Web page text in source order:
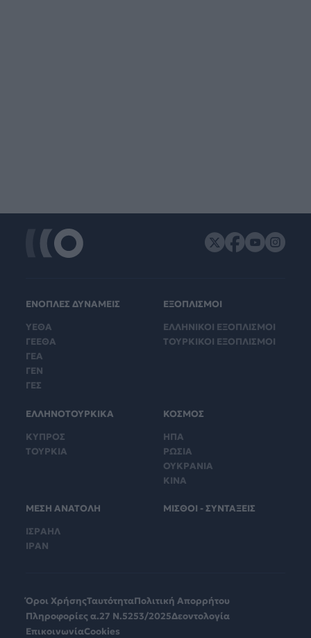
ΕΝΟΠΛΕΣ ΔΥΝΑΜΕΙΣ
ΥΕΘΑ
ΓΕΕΘΑ
ΓΕΑ
ΓΕΝ
ΓΕΣ
ΕΞΟΠΛΙΣΜΟΙ
ΕΛΛΗΝΙΚΟΙ ΕΞΟΠΛΙΣΜΟΙ
ΤΟΥΡΚΙΚΟΙ ΕΞΟΠΛΙΣΜΟΙ
ΕΛΛΗΝΟΤΟΥΡΚΙΚΑ
ΚΥΠΡΟΣ
ΤΟΥΡΚΙΑ
ΚΟΣΜΟΣ
ΗΠΑ
ΡΩΣΙΑ
ΟΥΚΡΑΝΙΑ
ΚΙΝΑ
ΜΕΣΗ ΑΝΑΤΟΛΗ
ΙΣΡΑΗΛ
ΙΡΑΝ
ΜΙΣΘΟΙ - ΣΥΝΤΑΞΕΙΣ
Όροι ΧρήσηςΤαυτότηταΠολιτική Απορρήτου
Πληροφορίες α.27 Ν.5253/2025Δεοντολογία
ΕπικοινωνίαCookies